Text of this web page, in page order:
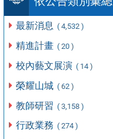
最新消息 ( 4,532 )
精進計畫 ( 20 )
校內藝文展演 ( 14 )
榮耀山城 ( 62 )
教師研習 ( 3,158 )
行政業務 ( 274 )